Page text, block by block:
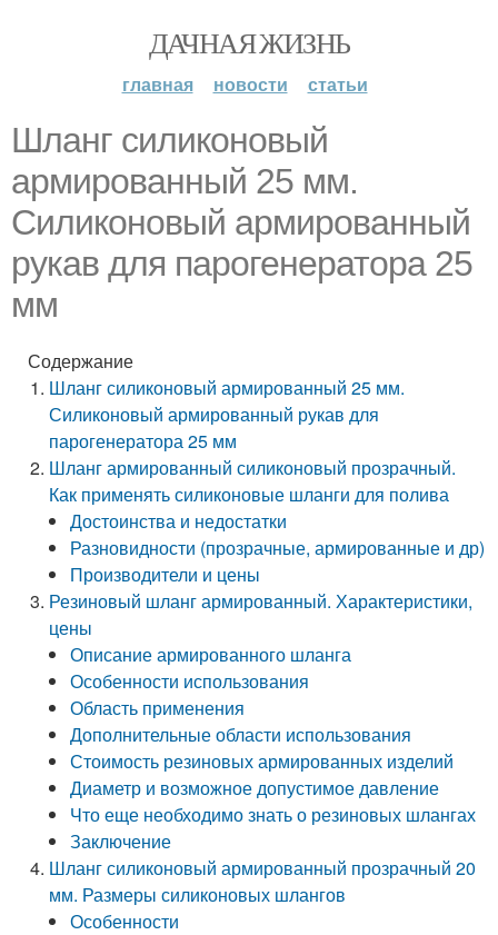
ДАЧНАЯ ЖИЗНЬ
главная новости статьи
Шланг силиконовый
армированный 25 мм.
Силиконовый армированный
рукав для парогенератора 25
мм
Содержание
Шланг силиконовый армированный 25 мм.
Силиконовый армированный рукав для
парогенератора 25 мм
Шланг армированный силиконовый прозрачный.
Как применять силиконовые шланги для полива
Достоинства и недостатки
Разновидности (прозрачные, армированные и др)
Производители и цены
Резиновый шланг армированный. Характеристики,
цены
Описание армированного шланга
Особенности использования
Область применения
Дополнительные области использования
Стоимость резиновых армированных изделий
Диаметр и возможное допустимое давление
Что еще необходимо знать о резиновых шлангах
Заключение
Шланг силиконовый армированный прозрачный 20
мм. Размеры силиконовых шлангов
Особенности